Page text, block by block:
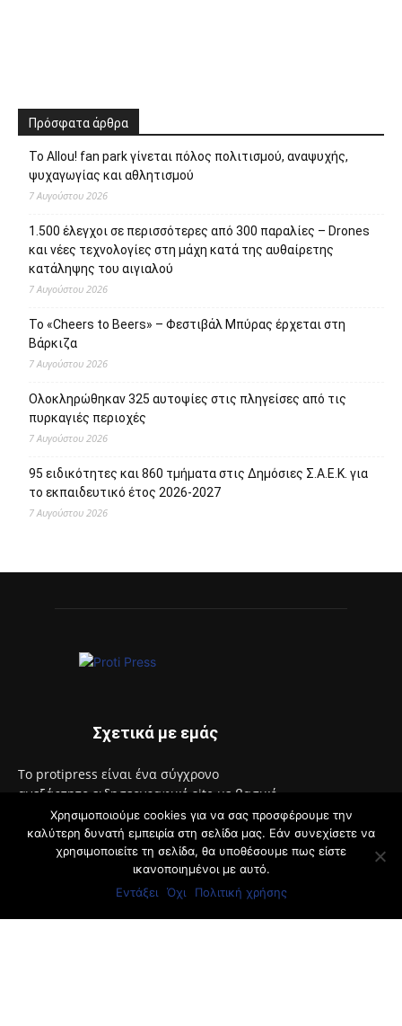
Πρόσφατα άρθρα
Το Allou! fan park γίνεται πόλος πολιτισμού, αναψυχής,
ψυχαγωγίας και αθλητισμού
7 Αυγούστου 2026
1.500 έλεγχοι σε περισσότερες από 300 παραλίες – Drones
και νέες τεχνολογίες στη μάχη κατά της αυθαίρετης
κατάληψης του αιγιαλού
7 Αυγούστου 2026
Το «Cheers to Beers» – Φεστιβάλ Μπύρας έρχεται στη
Βάρκιζα
7 Αυγούστου 2026
Ολοκληρώθηκαν 325 αυτοψίες στις πληγείσες από τις
πυρκαγιές περιοχές
7 Αυγούστου 2026
95 ειδικότητες και 860 τμήματα στις Δημόσιες Σ.Α.Ε.Κ. για
το εκπαιδευτικό έτος 2026-2027
7 Αυγούστου 2026
Σχετικά με εμάς
Το protipress είναι ένα σύγχρονο
ανεξάρτητο ειδησεογραφικό site με βασικό
στόχο την έγκυρη και έγκαιρη ενημέρωση
των πολιτών. Θα ενημερώνει με συνεχή ροή
για θέματα αυτοδιοίκησης, πολιτικής,
οικονομίας, κοινωνίας, διεθνή, υγείας,
αθλητικά, auto moto, life style.
Χρησιμοποιούμε cookies για να σας προσφέρουμε την
καλύτερη δυνατή εμπειρία στη σελίδα μας. Εάν συνεχίσετε να
χρησιμοποιείτε τη σελίδα, θα υποθέσουμε πως είστε
ικανοποιημένοι με αυτό.
Εντάξει
Όχι Πολιτική χρήσης